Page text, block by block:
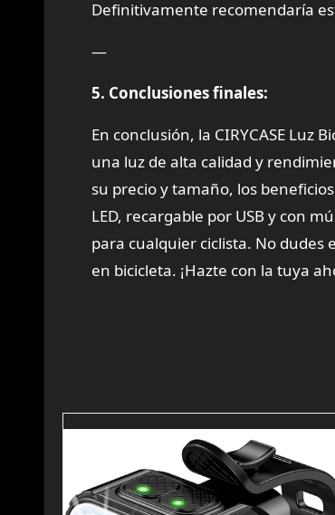
Definitivamente recomendaría
—
5. Conclusiones finales:
En conclusión, la CIRYCASE Luz
una luz de alta calidad y
su precio y tamaño, los
LED, recargable por USB y con
para cualquier ciclista. No
en bicicleta. ¡Hazte con la tuya